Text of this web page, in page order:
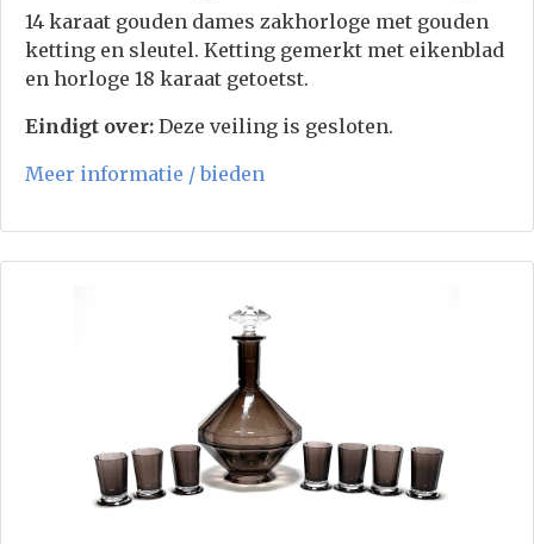
14 karaat gouden dames zakhorloge met gouden
ketting en sleutel. Ketting gemerkt met eikenblad
en horloge 18 karaat getoetst.
Eindigt over: Deze veiling is gesloten.
Meer informatie / bieden